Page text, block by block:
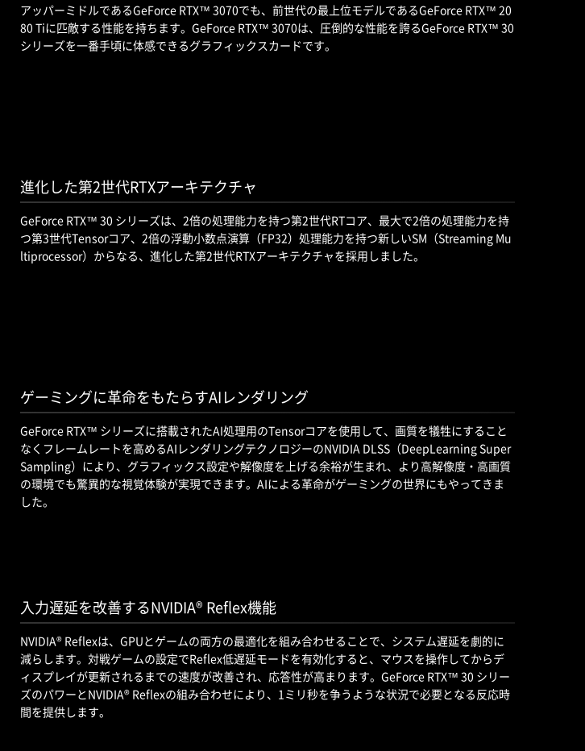
アッパーミドルであるGeForce RTX™ 3070でも、前世代の最上位モデルであるGeForce RTX™ 20
80 Tiに匹敵する性能を持ちます。GeForce RTX™ 3070は、圧倒的な性能を誇るGeForce RTX™ 30
シリーズを一番手頃に体感できるグラフィックスカードです。
進化した第2世代RTXアーキテクチャ
GeForce RTX™ 30 シリーズは、2倍の処理能力を持つ第2世代RTコア、最大で2倍の処理能力を持
つ第3世代Tensorコア、2倍の浮動小数点演算（FP32）処理能力を持つ新しいSM（Streaming Mu
ltiprocessor）からなる、進化した第2世代RTXアーキテクチャを採用しました。
ゲーミングに革命をもたらすAIレンダリング
GeForce RTX™ シリーズに搭載されたAI処理用のTensorコアを使用して、画質を犠牲にすること
なくフレームレートを高めるAIレンダリングテクノロジーのNVIDIA DLSS（DeepLearning Super
Sampling）により、グラフィックス設定や解像度を上げる余裕が生まれ、より高解像度・高画質
の環境でも驚異的な視覚体験が実現できます。AIによる革命がゲーミングの世界にもやってきま
した。
入力遅延を改善するNVIDIA® Reflex機能
NVIDIA® Reflexは、GPUとゲームの両方の最適化を組み合わせることで、システム遅延を劇的に
減らします。対戦ゲームの設定でReflex低遅延モードを有効化すると、マウスを操作してからデ
ィスプレイが更新されるまでの速度が改善され、応答性が高まります。GeForce RTX™ 30 シリー
ズのパワーとNVIDIA® Reflexの組み合わせにより、1ミリ秒を争うような状況で必要となる反応時
間を提供します。